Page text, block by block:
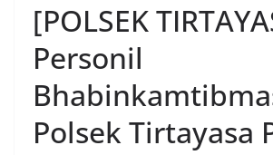
[POLSEK
Personil
Polsek Tirtayasa